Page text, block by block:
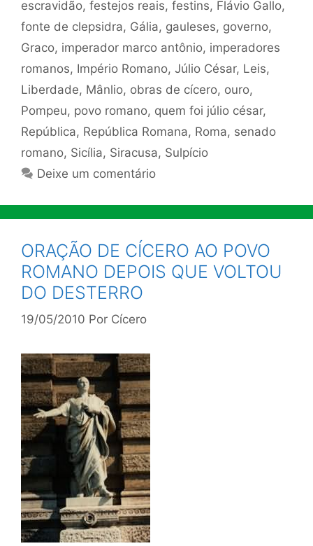
escravidão, festejos reais, festins, Flávio Gallo,
fonte de clepsidra, Gália, gauleses, governo,
Graco, imperador marco antônio, imperadores
romanos, Império Romano, Júlio César, Leis,
Liberdade, Mânlio, obras de cícero, ouro,
Pompeu, povo romano, quem foi júlio césar,
República, República Romana, Roma, senado
romano, Sicília, Siracusa, Sulpício
Deixe um comentário
ORAÇÃO DE CÍCERO AO POVO
ROMANO DEPOIS QUE VOLTOU
DO DESTERRO
19/05/2010 Por Cícero